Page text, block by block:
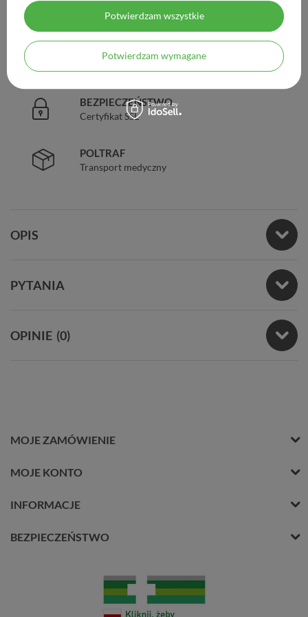
Legalna apteka od 2006 r.
ZAUFANIE
BEZPIECZEŃSTWO
Certyfikat SSL
POLTRAF
Transport medyczny
OPIS
PYTANIA
OPINIE (0)
MOJE ZAMÓWIENIE
MOJE KONTO
INFORMACJE
BEZPIECZEŃSTWO
Potwierdzam wymagane
Potwierdzam wszystkie